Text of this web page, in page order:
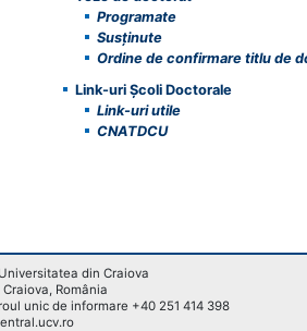
Programate
Susținute
Ordine de confirmare titlu de
Link-uri Școli Doctorale
Link-uri utile
CNATDCU
din Craiova
Craiova, România
unic de informare +40 251 414 398